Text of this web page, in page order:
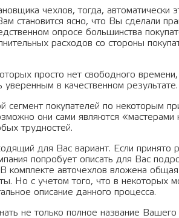
чехлов, тогда, автоматически
становится ясно, что Вы сделали
опросе большинства
расходов со стороны
просто нет свободного времени,
в качественном результате.
покупателей по некоторым
они сами являются «мастерами
трудностей.
для Вас вариант. Если принято
попробует описать для Вас
авточехлов вложена общая
Но с учетом того, что в некоторых
описание данного процесса.
не только полное название Вашего